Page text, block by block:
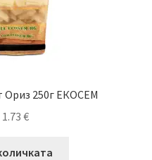
Ориз 250г ЕКОСЕМ
€